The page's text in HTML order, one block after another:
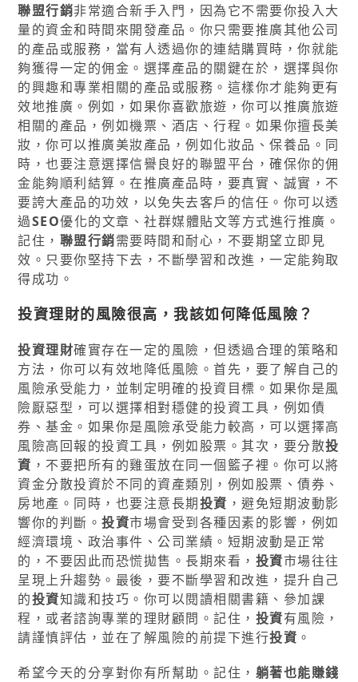
聯盟行銷非常適合新手入門，因為它不需要你投入大
量的資金和時間來開發產品。你只需要推廣其他公司
的產品或服務，當有人透過你的連結購買時，你就能
夠獲得一定的佣金。選擇產品的關鍵在於，選擇與你
的興趣和專業相關的產品或服務。這樣你才能夠更有
效地推廣。例如，如果你喜歡旅遊，你可以推廣旅遊
相關的產品，例如機票、酒店、行程。如果你擅長美
妝，你可以推廣美妝產品，例如化妝品、保養品。同
時，也要注意選擇信譽良好的聯盟平台，確保你的佣
金能夠順利結算。在推廣產品時，要真實、誠實，不
要誇大產品的功效，以免失去客戶的信任。你可以透
過SEO優化的文章、社群媒體貼文等方式進行推廣。
記住， 聯盟行銷需要時間和耐心，不要期望立即見
效。只要你堅持下去，不斷學習和改進，一定能夠取
得成功。
投資理財的風險很高，我該如何降低風險？
投資理財確實存在一定的風險，但透過合理的策略和
方法，你可以有效地降低風險。首先，要了解自己的
風險承受能力，並制定明確的投資目標。如果你是風
險厭惡型，可以選擇相對穩健的投資工具，例如債
券、基金。如果你是風險承受能力較高，可以選擇高
風險高回報的投資工具，例如股票。其次，要分散投
資 ，不要把所有的雞蛋放在同一個籃子裡。你可以將
資金分散投資於不同的資產類別，例如股票、債券、
房地產。同時，也要注意長期投資 ，避免短期波動影
響你的判斷。投資市場會受到各種因素的影響，例如
經濟環境、政治事件、公司業績。短期波動是正常
的，不要因此而恐慌拋售。長期來看， 投資市場往往
呈現上升趨勢。最後，要不斷學習和改進，提升自己
的投資知識和技巧。你可以閱讀相關書籍、參加課
程，或者諮詢專業的理財顧問。記住， 投資有風險，
請謹慎評估，並在了解風險的前提下進行投資 。
希望今天的分享對你有所幫助。記住， 躺著也能賺錢